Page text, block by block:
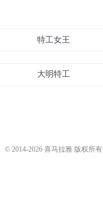
特工女王
大明特工
© 2014-2026 喜马拉雅 版权所有